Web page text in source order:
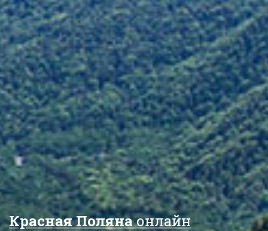
Красная Полянаонлайн